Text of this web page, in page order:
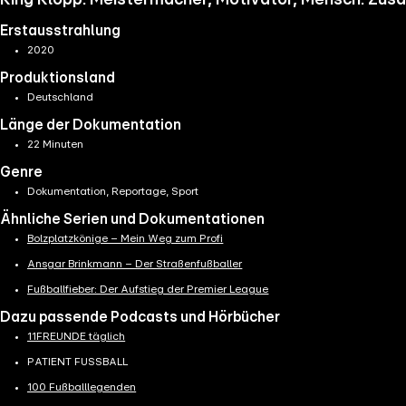
Erstausstrahlung
2020
Produktionsland
Deutschland
Länge der Dokumentation
22 Minuten
Genre
Dokumentation, Reportage, Sport
Ähnliche Serien und Dokumentationen
Bolzplatzkönige – Mein Weg zum Profi
Ansgar Brinkmann – Der Straßenfußballer
Fußballfieber: Der Aufstieg der Premier League
Dazu passende Podcasts und Hörbücher
11FREUNDE täglich
PATIENT FUSSBALL
100 Fußballlegenden